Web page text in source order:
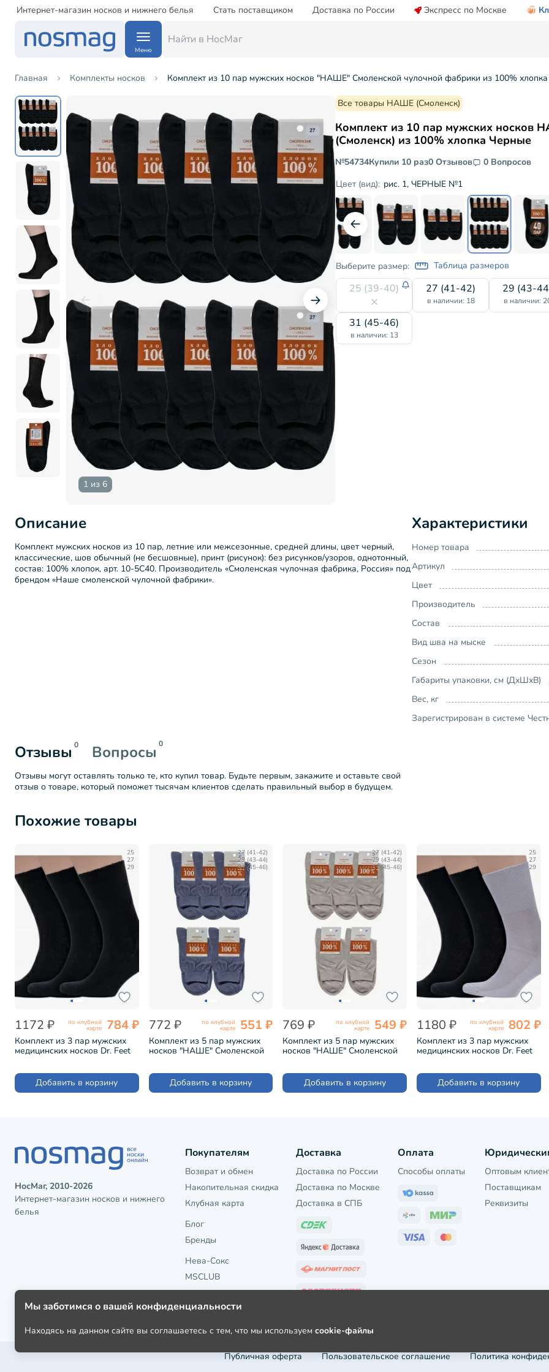
Интернет-магазин носков и нижнего белья Стать поставщиком Доставка по России Экспресс по Москве
Меню
Главная Комплекты носков Комплект из 10 пар мужских носков "НАШЕ" Смоленской чулочной фабрики из 100% хлопка
1 из 6
Все товары НАШЕ (Смоленск)
Комплект из 10 пар мужских носков
(Смоленск) из 100% хлопка Черные
№54734Купили 10 раз0 Отзывов
0 Вопросов
Цвет (вид): рис. 1, ЧЕРНЫЕ №1
Выберите размер: Таблица размеров
25 (39-40) 27 (41-42)
в наличии: 18
29 (43-
в наличии:
31 (45-46)
в наличии: 13
Описание
Комплект мужских носков из 10 пар, летние или межсезонные, средней длины, цвет черный,
классические, шов обычный (не бесшовные), принт (рисунок): без рисунков/узоров, однотонный,
состав: 100% хлопок, арт. 10-5С40. Производитель «Смоленская чулочная фабрика, Россия» под
брендом «Наше смоленской чулочной фабрики».
Характеристики
Номер товара
Артикул
Цвет
Производитель
Состав
Вид шва на мыске
Сезон
Габариты упаковки, см (ДхШхВ)
Вес, кг
Зарегистрирован в системе
Отзывы 0 Вопросы 0
Отзывы могут оставлять только те, кто купил товар. Будьте первым, закажите и оставьте свой
отзыв о товаре, который поможет тысячам клиентов сделать правильный выбор в будущем.
Похожие товары
25
27
29
1172 ₽ по клубной
карте 784 ₽
Комплект из 3 пар мужских
медицинских носков Dr. Feet
15DF2)
Добавить в корзину
27 (41-42)
29 (43-44)
31 (45-46)
772 ₽ по клубной
карте 551 ₽
Комплект из 5 пар мужских
носков "НАШЕ" Смоленской
хлопка АНТРАЦИТ №53-1 (5-
5С40)Добавить в корзину
27 (41-42)
29 (43-44)
31 (45-46)
769 ₽ по клубной
карте 549 ₽
Комплект из 5 пар мужских
носков "НАШЕ" Смоленской
хлопка БЕЖЕВЫЕ №52-1 (5-
5С40)Добавить в корзину
25
27
29
1180 ₽ по клубной
карте 802 ₽
Комплект из 3 пар мужских
медицинских носков Dr. Feet
15DF2)
Добавить в корзину
НосМаг, 2010-2026
Интернет-магазин носков и нижнего
белья
Покупателям
Возврат и обмен
Накопительная скидка
Клубная карта
Блог
Бренды
Нева-Сокс
MSCLUB
Доставка
Доставка по России
Доставка по Москве
Доставка в СПБ
Оплата
Способы оплаты
Оптовым
Поставщикам
Реквизиты
Публичная оферта Пользовательское соглашение Политика
Мы заботимся о вашей конфиденциальности
Находясь на данном сайте вы соглашаетесь с тем, что мы используем cookie-файлы